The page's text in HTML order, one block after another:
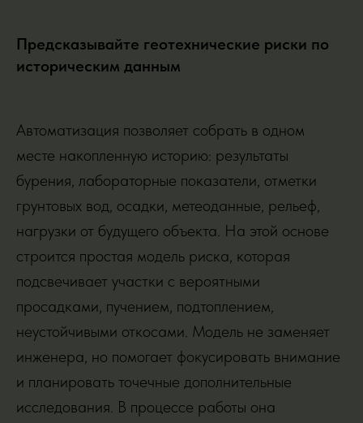
Предсказывайте геотехнические риски по
историческим данным
Автоматизация позволяет собрать в одном
месте накопленную историю: результаты
бурения, лабораторные показатели, отметки
грунтовых вод, осадки, метеоданные, рельеф,
нагрузки от будущего объекта. На этой основе
строится простая модель риска, которая
подсвечивает участки с вероятными
просадками, пучением, подтоплением,
неустойчивыми откосами. Модель не заменяет
инженера, но помогает фокусировать внимание
и планировать точечные дополнительные
исследования. В процессе работы она